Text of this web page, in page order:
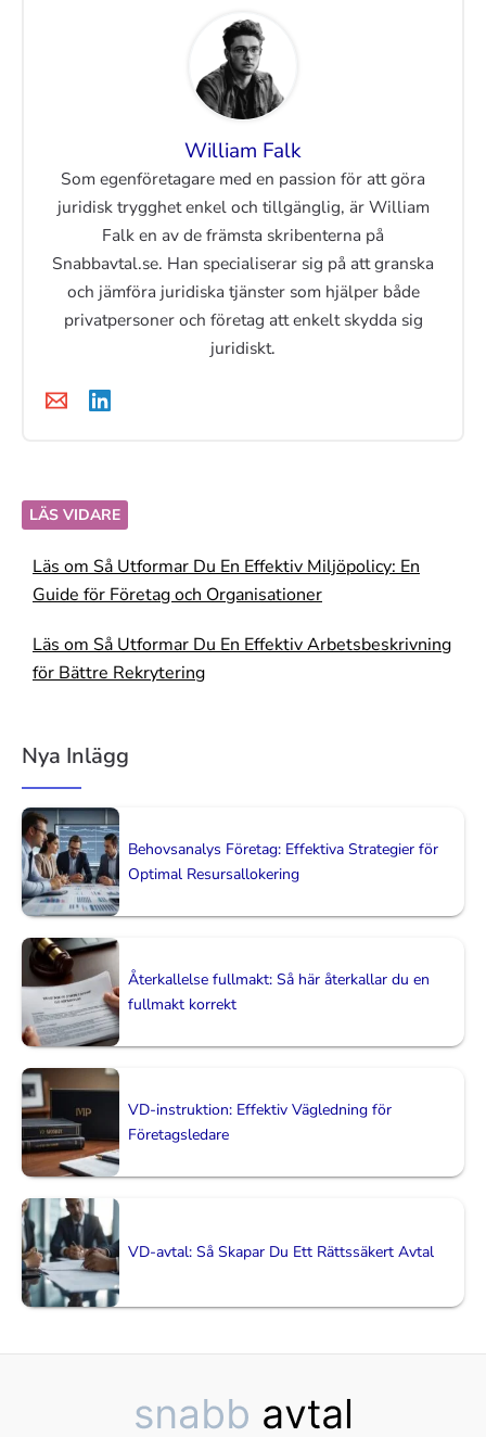
William Falk
Som egenföretagare med en passion för att göra
juridisk trygghet enkel och tillgänglig, är William
Falk en av de främsta skribenterna på
Snabbavtal.se. Han specialiserar sig på att granska
och jämföra juridiska tjänster som hjälper både
privatpersoner och företag att enkelt skydda sig
juridiskt.
LÄS VIDARE
Läs om Så Utformar Du En Effektiv Miljöpolicy: En
Guide för Företag och Organisationer
Läs om Så Utformar Du En Effektiv Arbetsbeskrivning
för Bättre Rekrytering
Nya Inlägg
Behovsanalys Företag: Effektiva Strategier för
Optimal Resursallokering
Återkallelse fullmakt: Så här återkallar du en
fullmakt korrekt
VD-instruktion: Effektiv Vägledning för
Företagsledare
VD-avtal: Så Skapar Du Ett Rättssäkert Avtal